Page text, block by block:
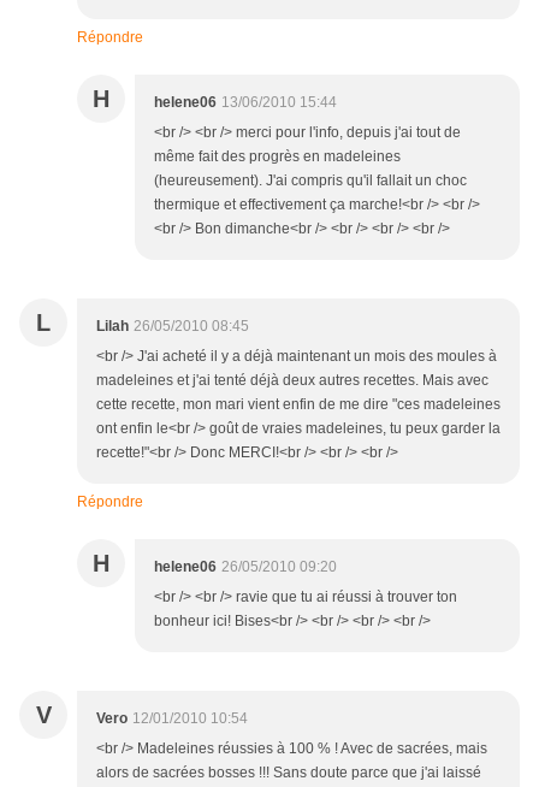
Répondre
H helene06 13/06/2010 15:44
<br /> <br /> merci pour l'info, depuis j'ai tout de
même fait des progrès en madeleines
(heureusement). J'ai compris qu'il fallait un choc
thermique et effectivement ça marche!<br /> <br />
<br /> Bon dimanche<br /> <br /> <br /> <br />
L Lilah 26/05/2010 08:45
<br /> J'ai acheté il y a déjà maintenant un mois des moules à
madeleines et j'ai tenté déjà deux autres recettes. Mais avec
cette recette, mon mari vient enfin de me dire "ces madeleines
ont enfin le<br /> goût de vraies madeleines, tu peux garder la
recette!"<br /> Donc MERCI!<br /> <br /> <br />
Répondre
H helene06 26/05/2010 09:20
<br /> <br /> ravie que tu ai réussi à trouver ton
bonheur ici! Bises<br /> <br /> <br /> <br />
V Vero 12/01/2010 10:54
<br /> Madeleines réussies à 100 % ! Avec de sacrées, mais
alors de sacrées bosses !!! Sans doute parce que j'ai laissé